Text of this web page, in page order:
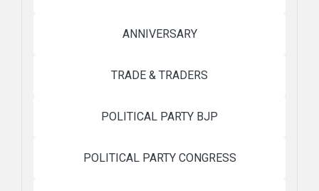
ANNIVERSARY
TRADE & TRADERS
POLITICAL PARTY BJP
POLITICAL PARTY CONGRESS